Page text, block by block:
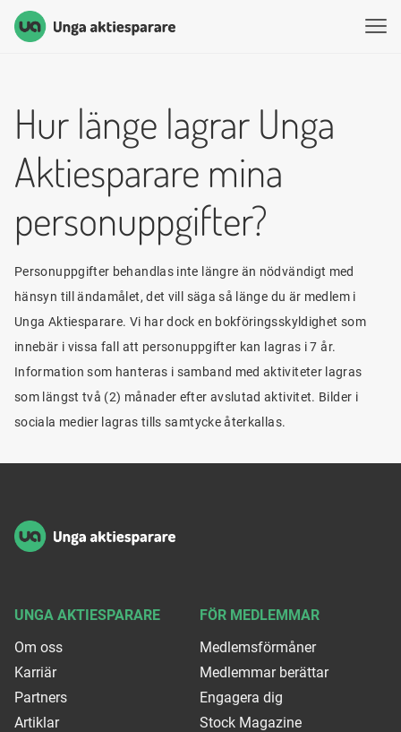
Unga Aktiesparare
Hur länge lagrar Unga
Aktiesparare mina
personuppgifter?
Personuppgifter behandlas inte längre än nödvändigt med
hänsyn till ändamålet, det vill säga så länge du är medlem i
Unga Aktiesparare. Vi har dock en bokföringsskyldighet som
innebär i vissa fall att personuppgifter kan lagras i 7 år.
Information som hanteras i samband med aktiviteter lagras
som längst två (2) månader efter avslutad aktivitet. Bilder i
sociala medier lagras tills samtycke återkallas.
UNGA AKTIESPARARE
Om oss
Karriär
Partners
Artiklar
FÖR MEDLEMMAR
Medlemsförmåner
Medlemmar berättar
Engagera dig
Stock Magazine